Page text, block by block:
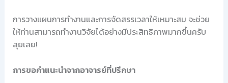
การวางแผนการทำงานและการจัดสรรเวลาให้เหมาะสม จะช่วย
ให้ท่านสามารถทำงานวิจัยได้อย่างมีประสิทธิภาพมากขึ้นครับ
ลุยเลย!
การขอคำแนะนำจากอาจารย์ที่ปรึกษา